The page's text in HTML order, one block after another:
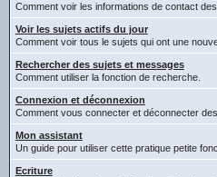
Comment voir les informations de contact des
Voir les sujets actifs du jour
Comment voir tous le sujets qui ont une
Rechercher des sujets et messages
Comment utiliser la fonction de recherche.
Connexion et déconnexion
Comment vous connecter et déconnecter
Mon assistant
Un guide pour utiliser cette pratique petite
Ecriture